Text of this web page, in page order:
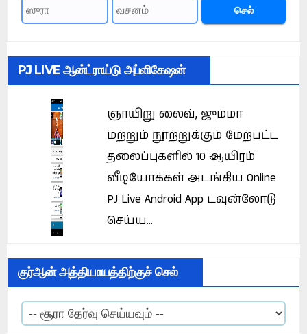
செல்
PJ LIVE ஆன்ட்ராய்டு அப்ளிகேஷன்
ஞாயிறு லைவ், ஜும்மா
மற்றும் நூற்றுக்கும் மேற்பட்ட
தலைப்புகளில் 10 ஆயிரம்
வீடியோக்கள் அடங்கிய Online
PJ Live Android App டவுன்லோடு
செய்ய...
குர்ஆன் அத்தியாயத்திற்குச் செல்